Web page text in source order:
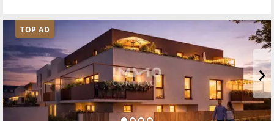
TOP AD